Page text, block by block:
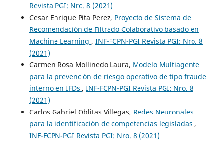
Revista PGI: Nro. 8 (2021)
Cesar Enrique Pita Perez, Proyecto de Sistema de
Recomendación de Filtrado Colaborativo basado en
Machine Learning , INF-FCPN-PGI Revista PGI: Nro. 8
(2021)
Carmen Rosa Mollinedo Laura, Modelo Multiagente
para la prevención de riesgo operativo de tipo fraude
interno en IFDs , INF-FCPN-PGI Revista PGI: Nro. 8
(2021)
Carlos Gabriel Oblitas Villegas, Redes Neuronales
para la identificación de competencias legisladas ,
INF-FCPN-PGI Revista PGI: Nro. 8 (2021)